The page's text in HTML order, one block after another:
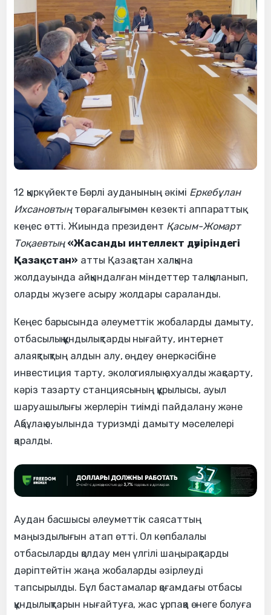
12 қыркүйекте Бөрлі ауданының әкімі Еркебұлан
Ихсановтың төрағалығымен кезекті аппараттық
кеңес өтті. Жиында президент Қасым-Жомарт
Тоқаевтың «Жасанды интеллект дәуіріндегі
Қазақстан» атты Қазақстан халқына
жолдауында айқындалған міндеттер талқыланып,
оларды жүзеге асыру жолдары сараланды.
Кеңес барысында әлеуметтік жобаларды дамыту,
отбасылық құндылықтарды нығайту, интернет
алаяқтықтың алдын алу, өңдеу өнеркәсібіне
инвестиция тарту, экологиялық ахуалды жақсарту,
кәріз тазарту станциясының құрылысы, ауыл
шаруашылығы жерлерін тиімді пайдалану және
Ақбұлақ ауылында туризмді дамыту мәселелері
қаралды.
Аудан басшысы әлеуметтік саясаттың
маңыздылығын атап өтті. Ол көпбалалы
отбасыларды қолдау мен үлгілі шаңырақтарды
дәріптейтін жаңа жобаларды әзірлеуді
тапсырылды. Бұл бастамалар қоғамдағы отбасы
құндылықтарын нығайтуға, жас ұрпаққа өнеге болуға